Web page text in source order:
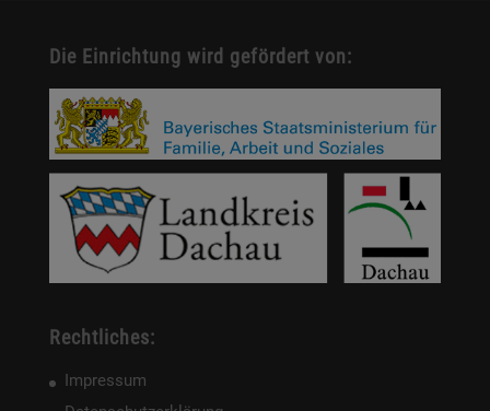
Die Einrichtung wird gefördert von:
Rechtliches:
Impressum